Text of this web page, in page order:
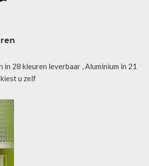
28 kleuren leverbaar , Aluminium in 21
u zelf